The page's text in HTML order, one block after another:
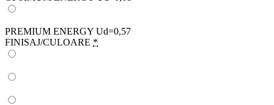
PREMIUM ENERGY Ud=0,57
FINISAJ/CULOARE *